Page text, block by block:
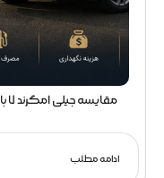
مقایسه جیلی امگرند 7 با چری تیگو 5 | امگرند 7 بخریم یا تیگو 5؟
ادامه مطلب